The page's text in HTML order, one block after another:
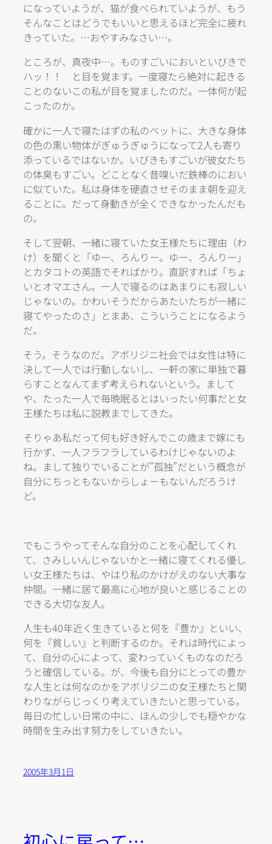
になっていようが、猫が食べられていようが、もう
そんなことはどうでもいいと思えるほど完全に疲れ
きっていた。…おやすみなさい…。
ところが、真夜中…。ものすごいにおいといびきで
ハッ！！ と目を覚ます。一度寝たら絶対に起きる
ことのないこの私が目を覚ましたのだ。一体何が起
こったのか。
確かに一人で寝たはずの私のベットに、大きな身体
の色の黒い物体がぎゅうぎゅうになって2人も寄り
添っているではないか。いびきもすごいが彼女たち
の体臭もすごい。どことなく昔嗅いだ鉄棒のにおい
に似ていた。私は身体を硬直させそのまま朝を迎え
ることに。だって身動きが全くできなかったんだも
の。
そして翌朝、一緒に寝ていた女王様たちに理由（わ
け）を聞くと「ゆー、ろんりー。ゆー、ろんりー」
とカタコトの英語でそればかり。直訳すれば「ちょ
いとオマエさん。一人で寝るのはあまりにも寂しい
じゃないの。かわいそうだからあたいたちが一緒に
寝てやったのさ」とまあ、こういうことになるよう
だ。
そう。そうなのだ。アボリジニ社会では女性は特に
決して一人では行動しないし、一軒の家に単独で暮
らすことなんてまず考えられないという。まして
や、たった一人で毎晩眠るとはいったい何事だと女
王様たちは私に説教までしてきた。
そりゃあ私だって何も好き好んでこの歳まで嫁にも
行かず、一人フラフラしているわけじゃないのよ
ね。まして独りでいることが”孤独”だという概念が
自分にちっともないからしょーもないんだろうけ
ど。
でもこうやってそんな自分のことを心配してくれ
て、さみしいんじゃないかと一緒に寝てくれる優し
い女王様たちは、やはり私のかけがえのない大事な
仲間。一緒に居て最高に心地が良いと感じることの
できる大切な友人。
人生も40年近く生きていると何を『豊か』といい、
何を『貧しい』と判断するのか。それは時代によっ
て、自分の心によって、変わっていくものなのだろ
うと確信している。が、今後も自分にとっての豊か
な人生とは何なのかをアボリジニの女王様たちと関
わりながらじっくり考えていきたいと思っている。
毎日の忙しい日常の中に、ほんの少しでも穏やかな
時間を生み出す努力をしていきたい。
2005年3月1日